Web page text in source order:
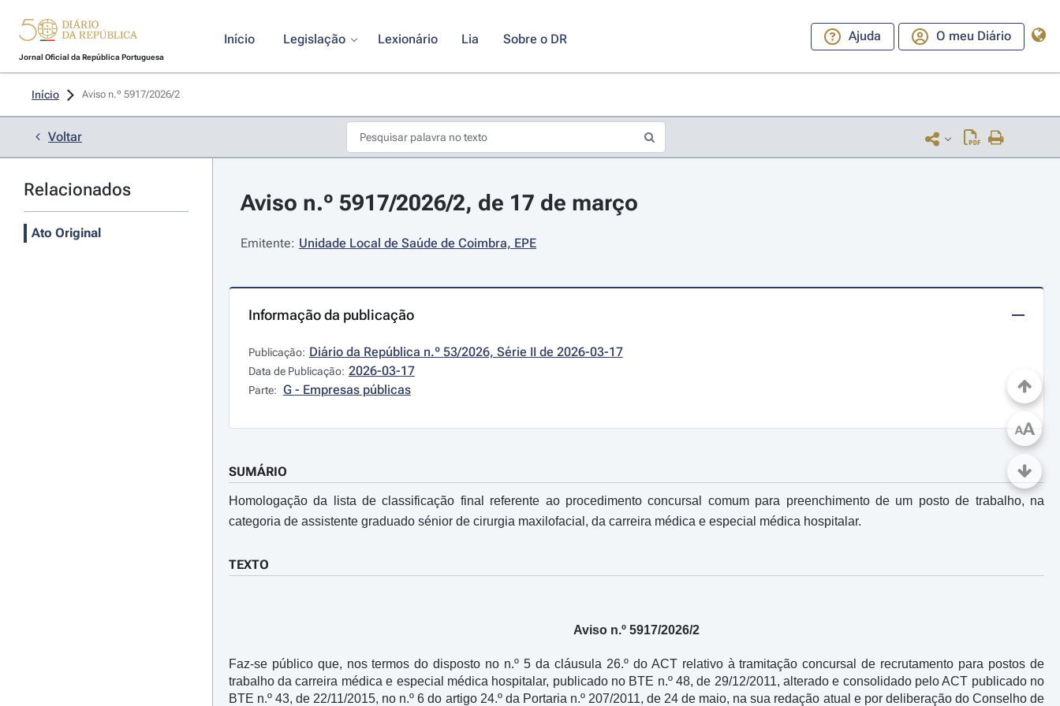
Jornal Oficial da República Portuguesa
Início Legislação Lexionário Lia Sobre o DR Ajuda O meu Diário
Início Aviso n.º 5917/2026/2
Voltar
Relacionados
Ato Original
Aviso n.º 5917/2026/2, de 17 de março
Emitente: Unidade Local de Saúde de Coimbra, EPE
Informação da publicação
Publicação: Diário da República n.º 53/2026, Série II de 2026-03-17
Data de Publicação: 2026-03-17
Parte: G - Empresas públicas
SUMÁRIO
Homologação da lista de classificação final referente ao procedimento concursal comum para preenchimento de um posto de trabalho, na
categoria de assistente graduado sénior de cirurgia maxilofacial, da carreira médica e especial médica hospitalar.
TEXTO
Aviso n.º 5917/2026/2
Faz-se público que, nos termos do disposto no n.º 5 da cláusula 26.º do ACT relativo à tramitação concursal de recrutamento para postos de
trabalho da carreira médica e especial médica hospitalar, publicado no BTE n.º 48, de 29/12/2011, alterado e consolidado pelo ACT publicado no
BTE n.º 43, de 22/11/2015, no n.º 6 do artigo 24.º da Portaria n.º 207/2011, de 24 de maio, na sua redação atual e por deliberação do Conselho de
AA